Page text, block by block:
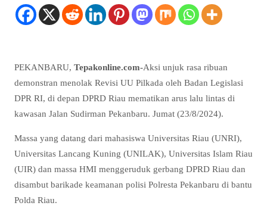
PEKANBARU, Tepakonline.com-Aksi unjuk rasa ribuan
demonstran menolak Revisi UU Pilkada oleh Badan Legislasi
DPR RI, di depan DPRD Riau mematikan arus lalu lintas di
kawasan Jalan Sudirman Pekanbaru. Jumat (23/8/2024).
Massa yang datang dari mahasiswa Universitas Riau (UNRI),
Universitas Lancang Kuning (UNILAK), Universitas Islam Riau
(UIR) dan massa HMI menggeruduk gerbang DPRD Riau dan
disambut barikade keamanan polisi Polresta Pekanbaru di bantu
Polda Riau.